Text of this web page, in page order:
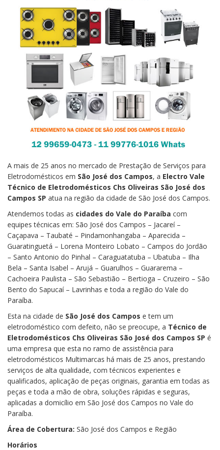
A mais de 25 anos no mercado de Prestação de Serviços para
Eletrodomésticos em São José dos Campos, a Electro Vale
Técnico de Eletrodomésticos Chs Oliveiras São José dos
Campos SP atua na região da cidade de São José dos Campos.
Atendemos todas as cidades do Vale do Paraíba com
equipes técnicas em: São José dos Campos – Jacareí –
Caçapava – Taubaté – Pindamonhangaba – Aparecida –
Guaratinguetá – Lorena Monteiro Lobato – Campos do Jordão
– Santo Antonio do Pinhal – Caraguatatuba – Ubatuba – Ilha
Bela – Santa Isabel – Arujá – Guarulhos – Guararema –
Cachoeira Paulista – São Sebastião – Bertioga – Cruzeiro – São
Bento do Sapucaí – Lavrinhas e toda a região do Vale do
Paraíba.
Esta na cidade de São José dos Campos e tem um
eletrodoméstico com defeito, não se preocupe, a Técnico de
Eletrodomésticos Chs Oliveiras São José dos Campos SP é
uma empresa que esta no ramo de assistência para
eletrodomésticos Multimarcas há mais de 25 anos, prestando
serviços de alta qualidade, com técnicos experientes e
qualificados, aplicação de peças originais, garantia em todas as
peças e toda a mão de obra, soluções rápidas e seguras,
aplicadas a domicílio em São José dos Campos no Vale do
Paraíba.
Área de Cobertura: São José dos Campos e Região
Horários